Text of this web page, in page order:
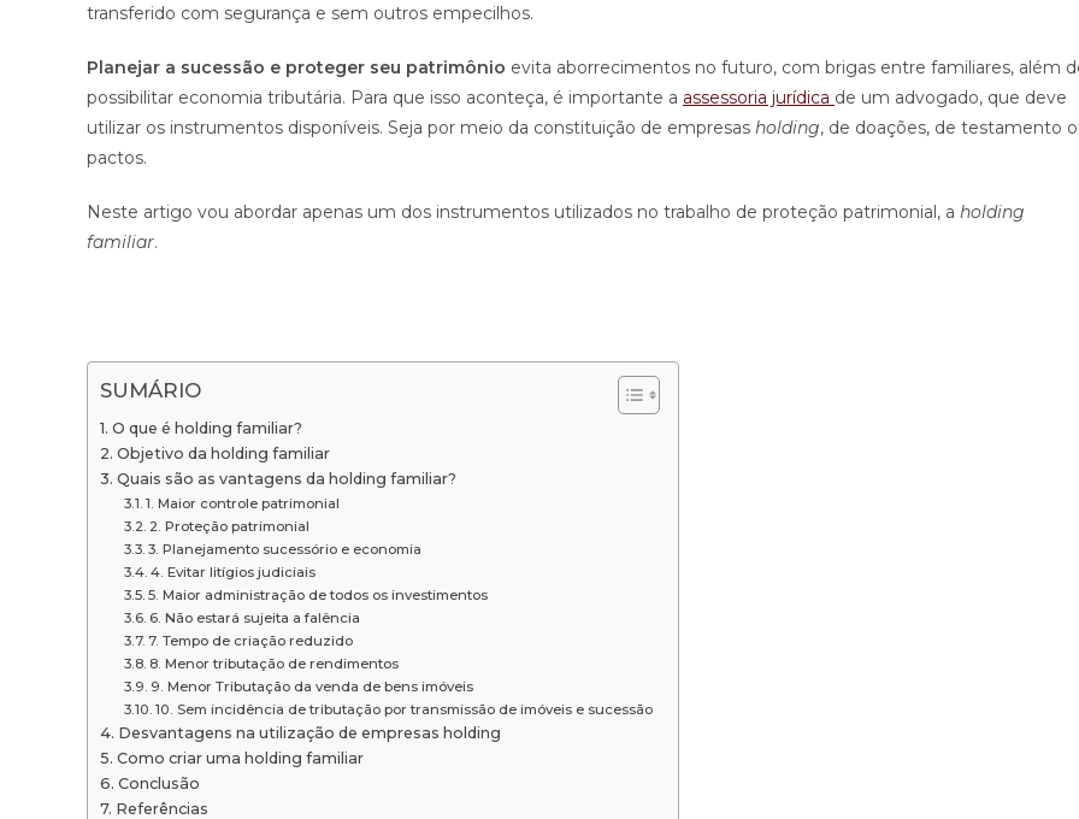
transferido com segurança e sem outros empecilhos.
Planejar a sucessão e proteger seu patrimônio evita aborrecimentos no futuro, com brigas entre familiares, além
possibilitar economia tributária. Para que isso aconteça, é importante a assessoria jurídica de um advogado, que deve
utilizar os instrumentos disponíveis. Seja por meio da constituição de empresas holding, de doações, de testamento
pactos.
Neste artigo vou abordar apenas um dos instrumentos utilizados no trabalho de proteção patrimonial, a holding
familiar.
SUMÁRIO
O que é holding familiar?
Objetivo da holding familiar
Quais são as vantagens da holding familiar?
1. Maior controle patrimonial
2. Proteção patrimonial
3. Planejamento sucessório e economia
4. Evitar litígios judiciais
5. Maior administração de todos os investimentos
6. Não estará sujeita a falência
7. Tempo de criação reduzido
8. Menor tributação de rendimentos
9. Menor Tributação da venda de bens imóveis
10. Sem incidência de tributação por transmissão de imóveis e sucessão
Desvantagens na utilização de empresas holding
Como criar uma holding familiar
Conclusão
Referências